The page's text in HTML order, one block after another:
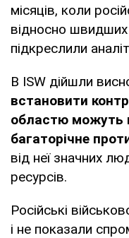
місяців, коли
відносно швидших
підкреслили
В ISW дійшли
встановити
областю можуть
багаторічне
від неї значних
ресурсів.
Російські
і не показали